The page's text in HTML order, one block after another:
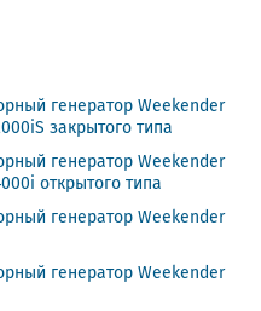
генератор Weekender
закрытого типа
генератор Weekender
открытого типа
генератор Weekender
генератор Weekender